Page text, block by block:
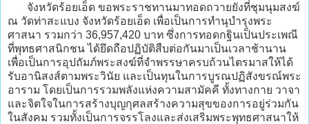
จังหวัดร้อยเอ็ด ขอพระราชทานมาทอดถวายยังที่ชุมนุมสงฆ์
ณ วัดท่าสะแบง จังหวัดร้อยเอ็ด เพื่อเป็นการทำนุบำรุงพระ
ศาสนา รวมกว่า 36,957,420 บาท ซึ่งการทอดกฐินเป็นประเพณี
ที่พุทธศาสนิกชน ได้ยึดถือปฏิบัติสืบต่อกันมาเป็นเวลาช้านาน
เพื่อเป็นการอุปถัมภ์พระสงฆ์ที่จำพรรษาครบถ้วนไตรมาสให้ได้
รับอานิสงส์ตามพระวินัย และเป็นทุนในการบูรณปฏิสังขรณ์พระ
อาราม โดยเป็นการรวมพลังแห่งความสามัคคี ทั้งทางกาย วาจา
และจิตใจในการสร้างบุญกุศลสร้างความสุขของการอยู่ร่วมกัน
ในสังคม รวมทั้งเป็นการจรรโลงและส่งเสริมพระพุทธศาสนาให้